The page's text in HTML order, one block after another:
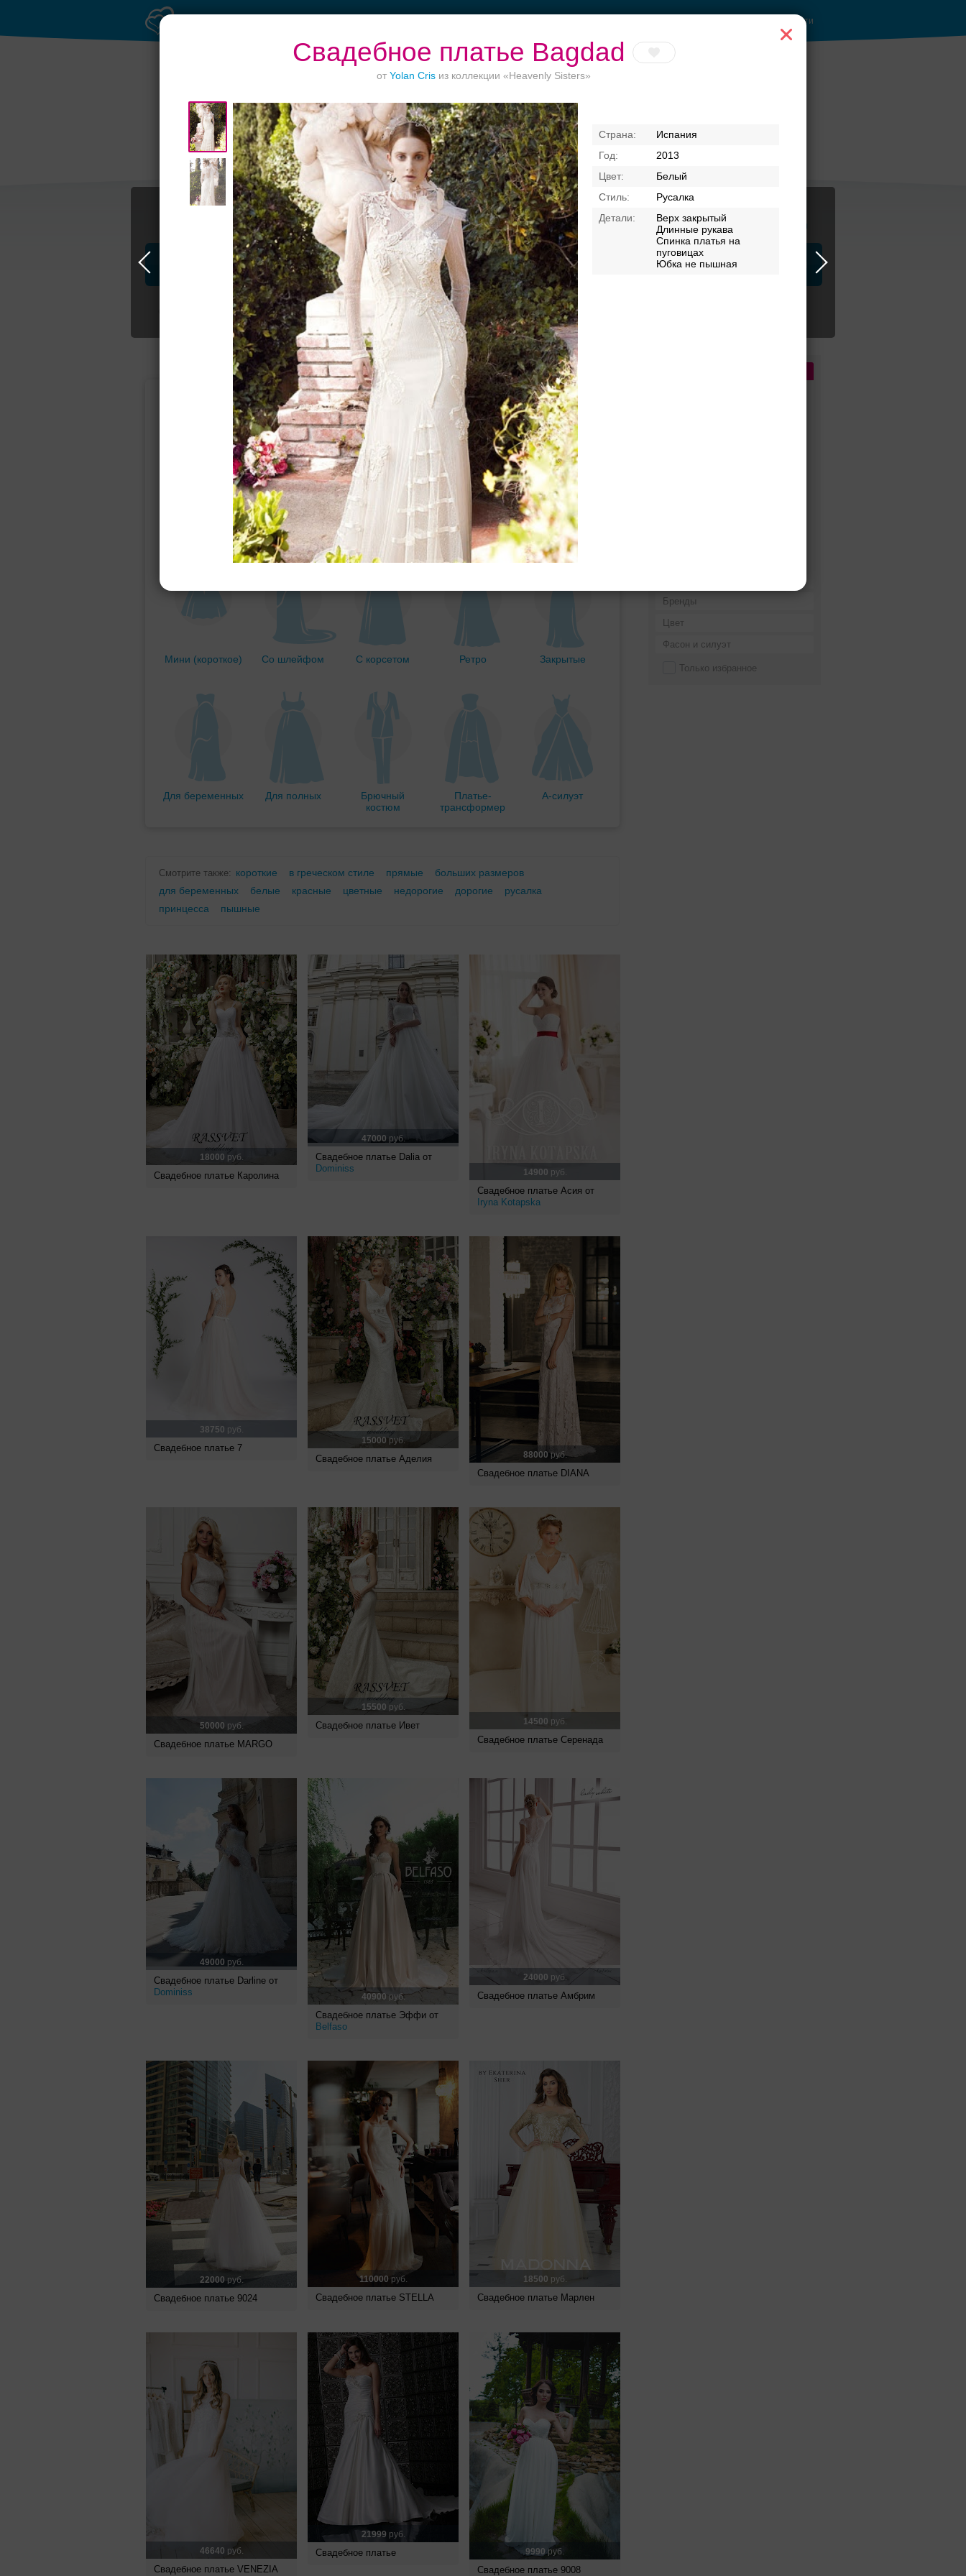
Свадебное платье Bagdad
от Yolan Cris из коллекции «Heavenly Sisters»
Испания
2013
Белый
Русалка
Верх закрытый
Длинные рукава
Спинка платья на
пуговицах
Юбка не пышная
Войти
Ваш безупречный
образ
Банкет в отеле
Торжества за
городом
Журнал
Профессионалы и услуги Свадебные платья Банкет Транспорт ЗАГСы
Бренды
Цвет
Фасон и силуэт
Только избранное
Свадебные платья
Подбор свадебного платья
По стилю
Прямое Принцесса Бальное
Мини (короткое) Со шлейфом С корсетом Ретро Закрытые
Для беременных Для полных
Брючный
костюм
Платье-
трансформер
А-силуэт
Смотрите также: короткие в греческом стиле прямые
больших размеров
для беременных
белые красные цветные недорогие дорогие
русалка
принцесса
пышные
18000 руб.
Свадебное платье Каролина
47000 руб.
Свадебное платье Dalia от
Dominiss
14900 руб.
Свадебное платье Асия от
Iryna Kotapska
38750 руб.
Свадебное платье 7
15000руб.
Свадебное платье Аделия 88000руб.
Свадебное платье DIANA
50000 руб.
Свадебное платье MARGO
15500 руб.
Свадебное платье Ивет 14500 руб.
Свадебное платье Серенада
49000 руб.
Свадебное платье Darline от
Dominiss
40900руб.
Свадебное платье Эффи от
Belfaso
24000 руб.
Свадебное платье Амбрим
22000руб.
Свадебное платье 9024
110000 руб.
Свадебное платье STELLA
18500 руб.
Свадебное платье Марлен
46640 руб.
Свадебное платье VENEZIA
21999 руб.
Свадебное платье 9990руб.
Свадебное платье 9008